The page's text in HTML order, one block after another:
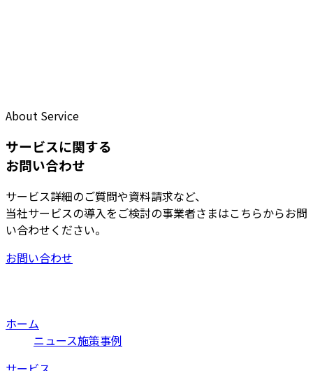
About Service
サービスに関する
お問い合わせ
サービス詳細のご質問や資料請求など、
当社サービスの導入をご検討の事業者さまはこちらからお問
い合わせください。
お問い合わせ
ホーム
ニュース施策事例